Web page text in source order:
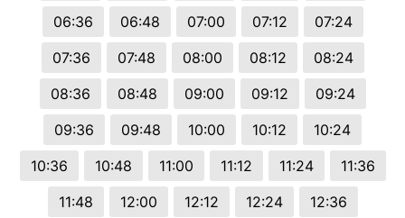
06:36
06:48 07:00 07:12
07:24
07:36
07:48 08:00 08:12
08:24
08:36
08:48 09:00 09:12
09:24
09:36
09:48 10:00 10:12
10:24
10:36
10:48 11:00 11:12 11:24
11:36
11:48
12:00 12:12 12:24
12:36